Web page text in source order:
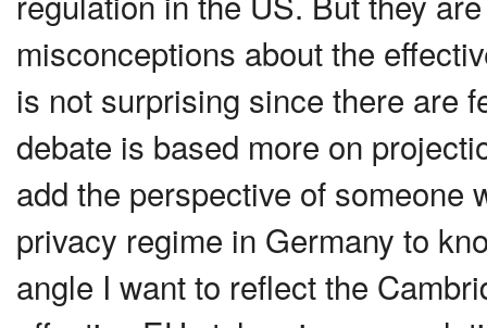
misconceptions about the
is not surprising since there are
debate is based more on
add the perspective of someone
privacy regime in Germany to
angle I want to reflect the